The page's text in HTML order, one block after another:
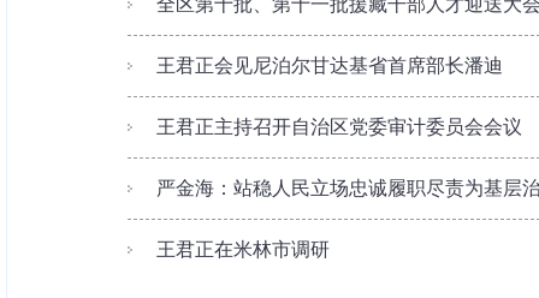
全区第十批、第十一批援藏干部人才迎送大
王君正会见尼泊尔甘达基省首席部长潘迪
王君正主持召开自治区党委审计委员会会议
严金海：站稳人民立场忠诚履职尽责为基层
王君正在米林市调研